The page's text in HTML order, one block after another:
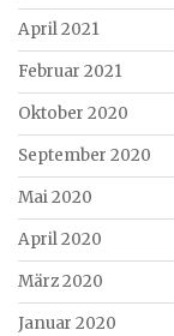
April 2021
Februar 2021
Oktober 2020
September 2020
Mai 2020
April 2020
März 2020
Januar 2020